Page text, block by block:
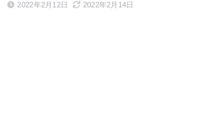
2022年2月12日 2022年2月14日